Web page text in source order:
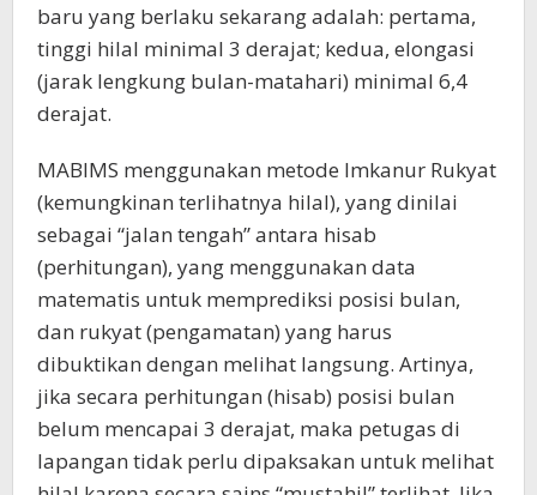
baru yang berlaku sekarang adalah: pertama,
tinggi hilal minimal 3 derajat; kedua, elongasi
(jarak lengkung bulan-matahari) minimal 6,4
derajat.
MABIMS menggunakan metode Imkanur Rukyat
(kemungkinan terlihatnya hilal), yang dinilai
sebagai “jalan tengah” antara hisab
(perhitungan), yang menggunakan data
matematis untuk memprediksi posisi bulan,
dan rukyat (pengamatan) yang harus
dibuktikan dengan melihat langsung. Artinya,
jika secara perhitungan (hisab) posisi bulan
belum mencapai 3 derajat, maka petugas di
lapangan tidak perlu dipaksakan untuk melihat